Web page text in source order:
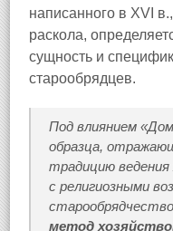
написанного в XVI
раскола,
сущность и
старообрядцев.
Под влиянием
образца,
традицию
с религиозными
метод